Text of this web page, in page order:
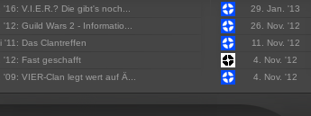
'16: V.I.E.R.? Die gibt's noch...
'12: Guild Wars 2 - Informatio...
'11: Das Clantreffen
'12: Fast geschafft
'09: VIER-Clan legt wert auf Ä...
29. Jan. '13
26. Nov. '12
11. Nov. '12
4. Nov. '12
4. Nov. '12